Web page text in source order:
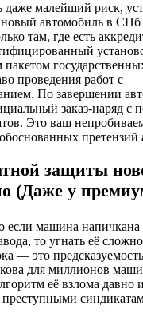
малейший риск,
новый автомобиль в
там, где есть
проведения работ с
По завершении
заказ-наряд с
Это ваш
претензий
защиты
(Даже у
если машина
то угнать её
— это
для миллионов
её взлома давно
преступными